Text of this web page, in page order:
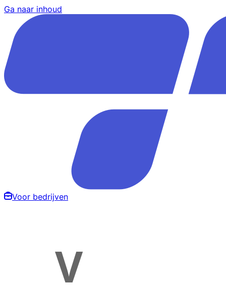
Ga naar inhoud
Voor bedrijven